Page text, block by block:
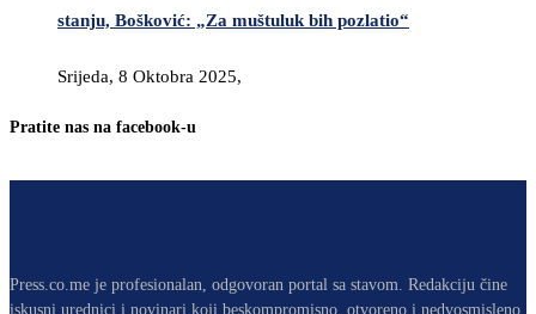
stanju, Bošković: „Za muštuluk bih pozlatio“
Srijeda, 8 Oktobra 2025,
Pratite nas na facebook-u
Press.co.me je profesionalan, odgovoran portal sa stavom. Redakciju čine
iskusni urednici i novinari koji beskompromisno, otvoreno i nedvosmisleno